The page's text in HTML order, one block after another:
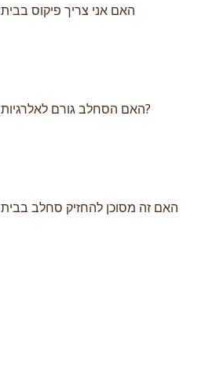
האם אני צריך פיקוס בבית
האם הסחלב גורם לאלרגיות?
האם זה מסוכן להחזיק סחלב בבית